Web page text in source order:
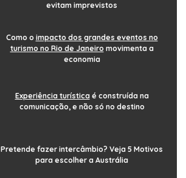
evitam imprevistos
Como o impacto dos grandes eventos no
turismo no Rio de Janeiro movimenta a
economia
Experiência turísticaé construída na
comunicação, e não só no destino
Pretende fazer intercâmbio? Veja 5 Motivos
para escolher a Austrália